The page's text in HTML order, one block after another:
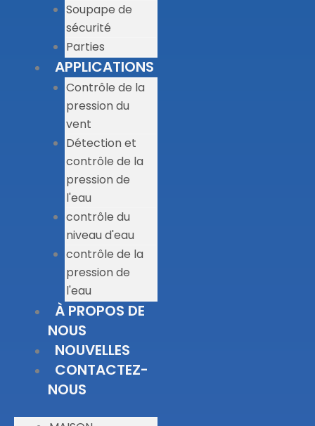
Soupape de
sécurité
Parties
APPLICATIONS
Contrôle de la
pression du
vent
Détection et
contrôle de la
pression de
l'eau
contrôle du
niveau d'eau
contrôle de la
pression de
l'eau
À PROPOS DE
NOUS
NOUVELLES
CONTACTEZ-
NOUS